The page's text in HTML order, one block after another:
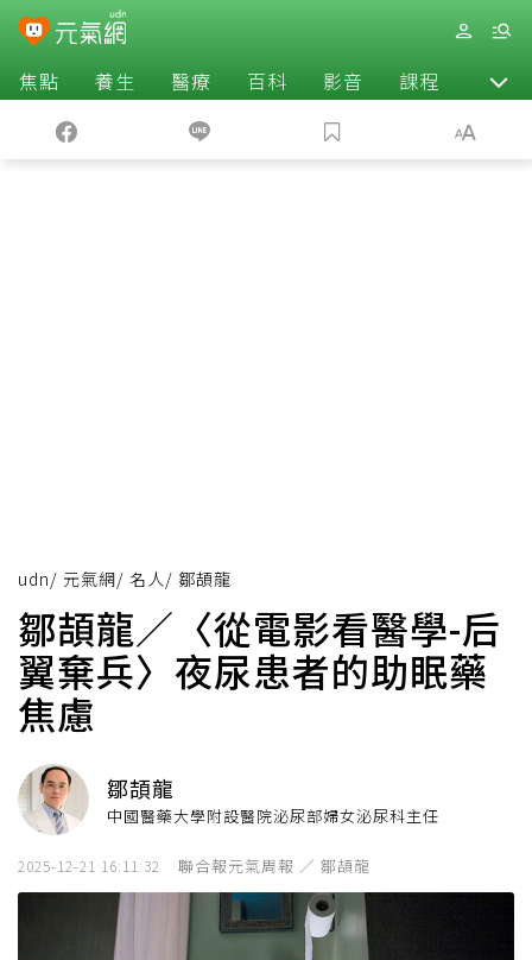
焦點 養生 醫療 百科 影音 課程 退休
udn/ 元氣網/ 名人/ 鄒頡龍
鄒頡龍／〈從電影看醫學-后
翼棄兵〉夜尿患者的助眠藥
焦慮
鄒頡龍
中國醫藥大學附設醫院泌尿部婦女泌尿科主任
2025-12-21 16:11:32 聯合報元氣周報 ／ 鄒頡龍